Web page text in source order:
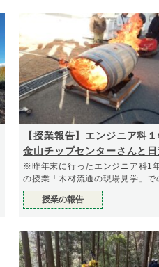
【授業報告】エンジニア科
金山チップセンターさんと
工さんに見学しに行きました
※昨年末に行ったエンジニア科1
の授業「木材流通の現場見学」で
授業の報告